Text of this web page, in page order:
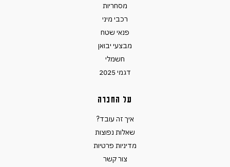
מסחריות
רכבי מיני
פנאי שטח
מבצעי יבואן
חשמלי
דגמי 2025
על החברה
איך זה עובד?
שאלות נפוצות
מדיניות פרטיות
צור קשר